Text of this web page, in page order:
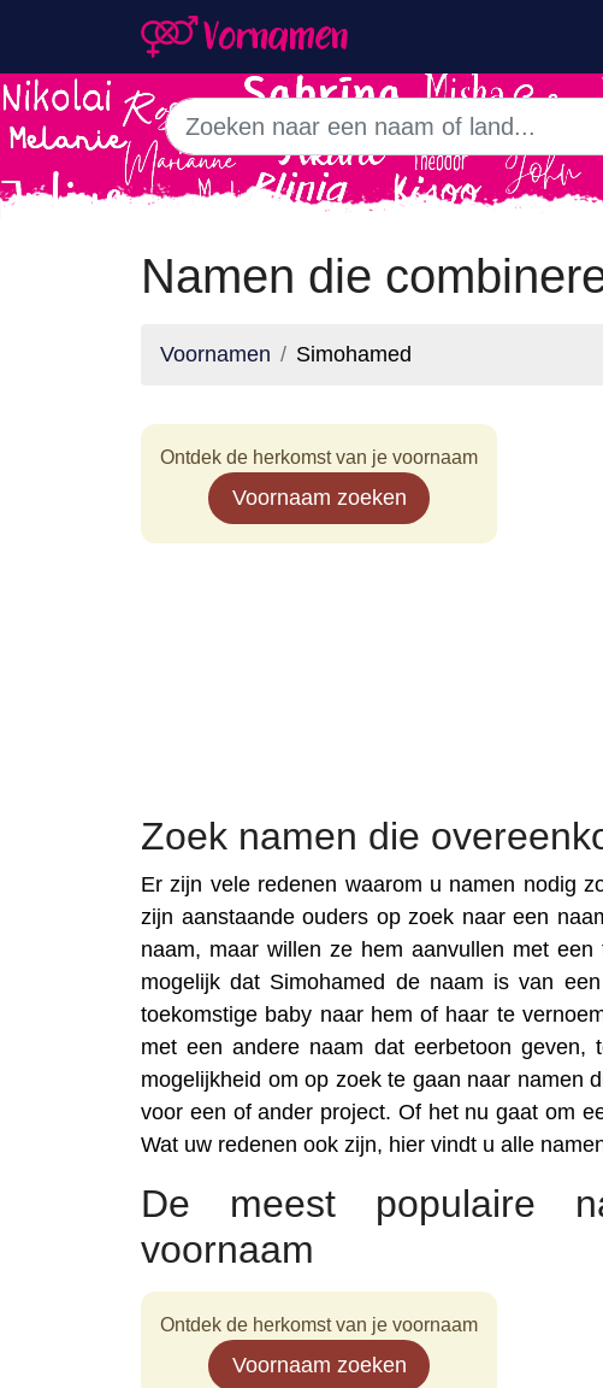
Namen die
Voornamen Simohamed
Ontdek de herkomst van je voornaam
Voornaam zoeken
Zoek namen die
Er zijn vele redenen waarom u namen nodig
zijn aanstaande ouders op zoek naar een
naam, maar willen ze hem aanvullen met
mogelijk dat Simohamed de naam is van
toekomstige baby naar hem of haar te
met een andere naam dat eerbetoon
mogelijkheid om op zoek te gaan naar namen
voor een of ander project. Of het nu gaat om
Wat uw redenen ook zijn, hier vindt u alle
De meest populaire
voornaam
Ontdek de herkomst van je voornaam
Voornaam zoeken